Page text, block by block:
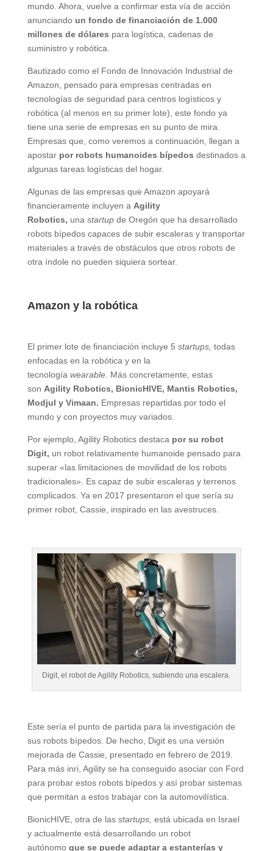
mundo. Ahora, vuelve a confirmar esta vía de acción
anunciando un fondo de financiación de 1.000
millones de dólares para logística, cadenas de
suministro y robótica.
Bautizado como el Fondo de Innovación Industrial de
Amazon, pensado para empresas centradas en
tecnologías de seguridad para centros logísticos y
robótica (al menos en su primer lote), este fondo ya
tiene una serie de empresas en su punto de mira.
Empresas que, como veremos a continuación, llegan a
apostar por robots humanoides bípedos destinados a
algunas tareas logísticas del hogar.
Algunas de las empresas que Amazon apoyará
financieramente incluyen a Agility
Robotics, una startup de Oregón que ha desarrollado
robots bípedos capaces de subir escaleras y transportar
materiales a través de obstáculos que otros robots de
otra índole no pueden siquiera sortear.
Amazon y la robótica
El primer lote de financiación incluye 5 startups, todas
enfocadas en la robótica y en la
tecnología wearable. Más concretamente, estas
son Agility Robotics, BionicHIVE, Mantis Robotics,
Modjul y Vimaan. Empresas repartidas por todo el
mundo y con proyectos muy variados.
Por ejemplo, Agility Robotics destaca por su robot
Digit, un robot relativamente humanoide pensado para
superar «las limitaciones de movilidad de los robots
tradicionales». Es capaz de subir escaleras y terrenos
complicados. Ya en 2017 presentaron el que sería su
primer robot, Cassie, inspirado en las avestruces.
Digit, el robot de Agility Robotics, subiendo una escalera.
Este sería el punto de partida para la investigación de
sus robots bípedos. De hecho, Digit es una versión
mejorada de Cassie, presentado en febrero de 2019.
Para más inri, Agility se ha conseguido asociar con Ford
para probar estos robots bípedos y así probar sistemas
que permitan a estos trabajar con la automovilística.
BionicHIVE, otra de las startups, está ubicada en Israel
y actualmente está desarrollando un robot
autónomo que se puede adaptar a estanterías y